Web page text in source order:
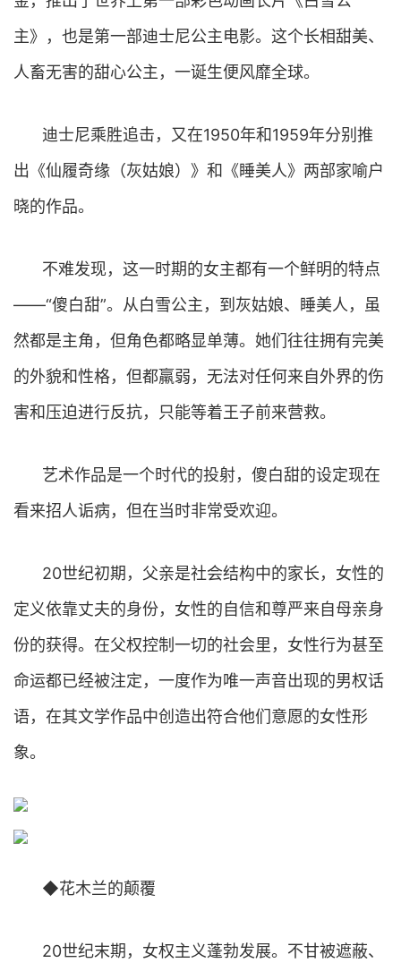
主》，也是第一部迪士尼公主电影。这个长相甜美、
人畜无害的甜心公主，一诞生便风靡全球。
迪士尼乘胜追击，又在1950年和1959年分别推
出《仙履奇缘（灰姑娘）》和《睡美人》两部家喻户
晓的作品。
不难发现，这一时期的女主都有一个鲜明的特点
——“傻白甜”。从白雪公主，到灰姑娘、睡美人，虽
然都是主角，但角色都略显单薄。她们往往拥有完美
的外貌和性格，但都羸弱，无法对任何来自外界的伤
害和压迫进行反抗，只能等着王子前来营救。
艺术作品是一个时代的投射，傻白甜的设定现在
看来招人诟病，但在当时非常受欢迎。
20世纪初期，父亲是社会结构中的家长，女性的
定义依靠丈夫的身份，女性的自信和尊严来自母亲身
份的获得。在父权控制一切的社会里，女性行为甚至
命运都已经被注定，一度作为唯一声音出现的男权话
语，在其文学作品中创造出符合他们意愿的女性形
象。
◆花木兰的颠覆
20世纪末期，女权主义蓬勃发展。不甘被遮蔽、